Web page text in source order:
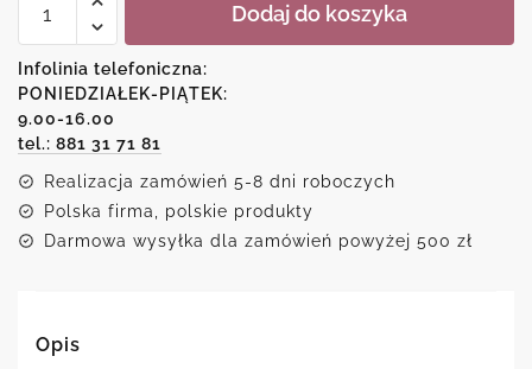
Plakat-
na
marmurze
Dodaj do koszyka
Infolinia telefoniczna:
PONIEDZIAŁEK-PIĄTEK:
9.00-16.00
tel.: 881 31 71 81
Realizacja zamówień 5-8 dni roboczych
Polska firma, polskie produkty
Darmowa wysyłka dla zamówień powyżej 500 zł
Opis